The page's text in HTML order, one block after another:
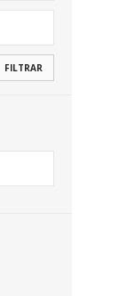
SESSÃO
FILTRAR